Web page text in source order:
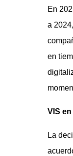
En
a
en
VIS
La